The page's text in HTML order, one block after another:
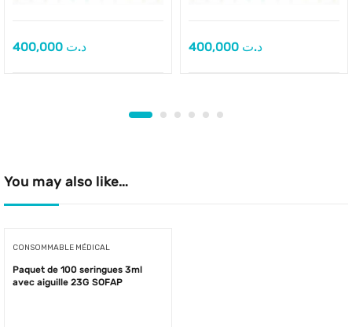
د.ت د.ت
You may also like…
CONSOMMABLE MÉDICAL
Paquet de 100 seringues 3ml
avec aiguille 23G SOFAP